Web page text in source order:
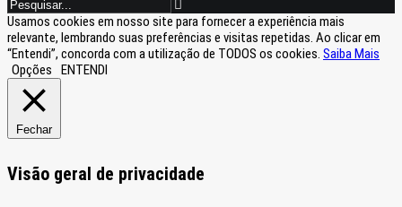
Usamos cookies em nosso site para fornecer a experiência mais
relevante, lembrando suas preferências e visitas repetidas. Ao clicar em
“Entendi”, concorda com a utilização de TODOS os cookies. Saiba Mais
Opções
ENTENDI
Fechar
Visão geral de privacidade